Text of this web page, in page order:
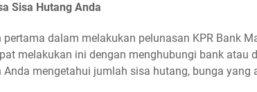
Sisa Hutang Anda
pertama dalam melakukan pelunasan KPR Bank
melakukan ini dengan menghubungi bank atau
Anda mengetahui jumlah sisa hutang, bunga